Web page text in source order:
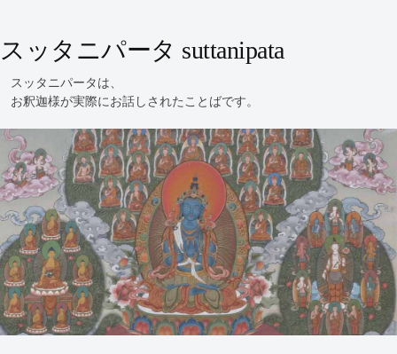
スッタニパータ suttanipata